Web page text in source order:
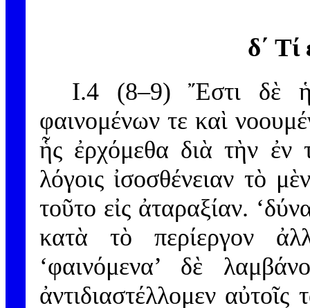
δ´ Τί
I.4 (8–9) Ἔστι δὲ ἡ
φαινομένων τε καὶ
ἧς ἐρχόμεθα διὰ τὴν ἐν
λόγοις ἰσοσθένειαν τὸ
τοῦτο εἰς ἀταραξίαν.
κατὰ τὸ περίεργον
‘φαινόμενα’ δὲ
ἀντιδιαστέλλομεν